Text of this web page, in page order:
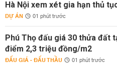
Hà Nội xem xét gia hạn thủ
DỰ ÁN 01 phút trước
Phú Thọ đấu giá 30 thửa đất
điểm 2,3 triệu đồng/m2
ĐẤU GIÁ - ĐẤU THẦU 01 phút trước